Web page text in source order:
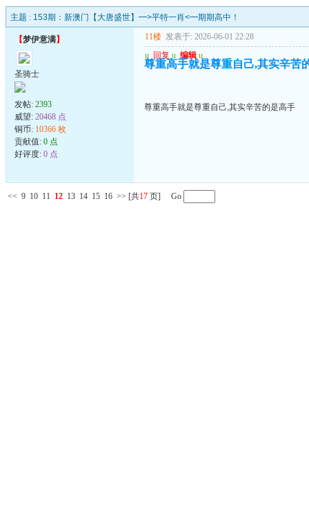
主题 : 153期：新澳门【大唐盛世】━>平特一肖<━期期高中！
【梦伊意满】
圣骑士
发帖: 2393
威望: 20468 点
铜币: 10366 枚
贡献值: 0 点
好评度: 0 点
11楼 发表于: 2026-06-01 22:28
u 回复 u 编辑 u
尊重高手就是尊重自己,其实辛苦
尊重高手就是尊重自己,其实辛苦的是高手
<< 9 10 11 12 13 14 15 16 >> [共17 页] Go